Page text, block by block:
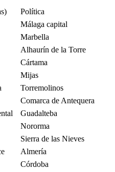
Política
Málaga capital
Marbella
Alhaurín de la Torre
Cártama
Mijas
Torremolinos
Comarca de Antequera
Guadalteba
Nororma
Sierra de las Nieves
Almería
Córdoba